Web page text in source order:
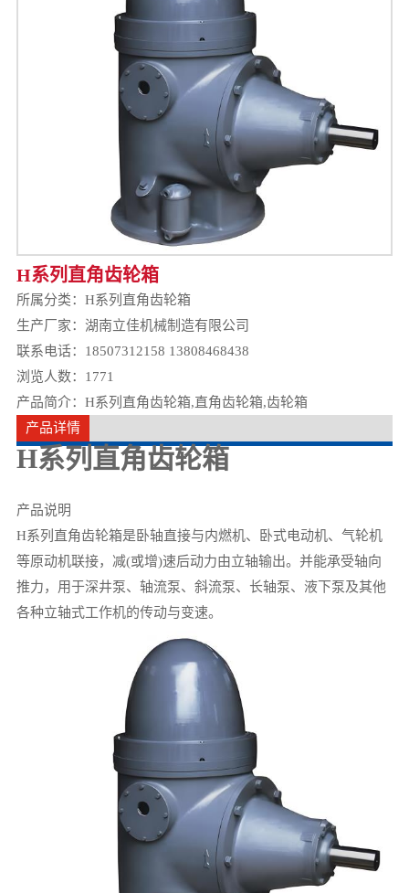
H系列直角齿轮箱
所属分类： H系列直角齿轮箱
生产厂家：湖南立佳机械制造有限公司
联系电话：18507312158 13808468438
浏览人数： 1771
产品简介：H系列直角齿轮箱,直角齿轮箱,齿轮箱
产品详情
H系列直角齿轮箱
产品说明
H系列直角齿轮箱是卧轴直接与内燃机、卧式电动机、气轮机
等原动机联接，减(或增)速后动力由立轴输出。并能承受轴向
推力，用于深井泵、轴流泵、斜流泵、长轴泵、液下泵及其他
各种立轴式工作机的传动与变速。